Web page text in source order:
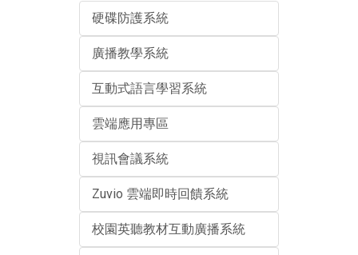
硬碟防護系統
廣播教學系統
互動式語言學習系統
雲端應用專區
視訊會議系統
Zuvio 雲端即時回饋系統
校園英聽教材互動廣播系統